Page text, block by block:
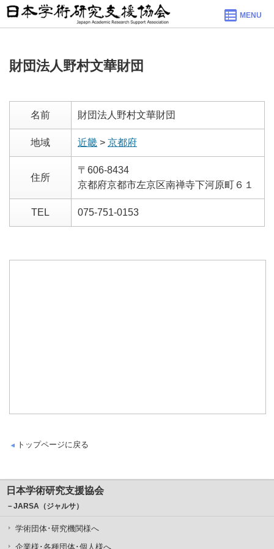
MENU
財団法人野村文華財団
名前 財団法人野村文華財団
地域 近畿 > 京都府
住所
〒606-8434
京都府京都市左京区南禅寺下河原町６１
TEL 075-751-0153
トップページに戻る
日本学術研究支援協会
－JARSA（ジャルサ）
学術団体･研究機関様へ
企業様･各種団体･個人様へ